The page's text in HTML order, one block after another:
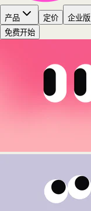
产品 定价 企业版
免费开始